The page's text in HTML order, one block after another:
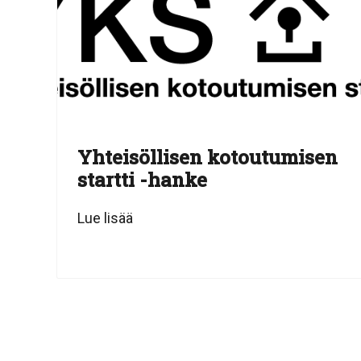
Yhteisöllisen kotoutumisen
startti -hanke
Lue lisää